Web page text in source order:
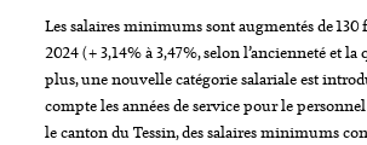
Les salaires minimums sont augmentés de 130
2024 (+ 3,14% à 3,47%, selon l’ancienneté et
plus, une nouvelle catégorie salariale est
compte les années de service pour le
le canton du Tessin, des salaires minimums